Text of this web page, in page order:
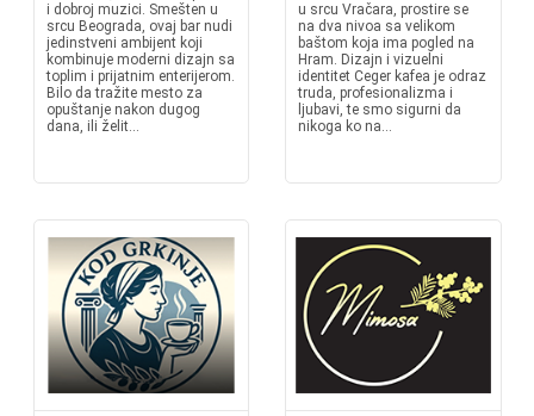
i dobroj muzici. Smešten u
srcu Beograda, ovaj bar nudi
jedinstveni ambijent koji
kombinuje moderni dizajn sa
toplim i prijatnim enterijerom.
Bilo da tražite mesto za
opuštanje nakon dugog
dana, ili želit...
u srcu Vračara, prostire se
na dva nivoa sa velikom
baštom koja ima pogled na
Hram. Dizajn i vizuelni
identitet Ceger kafea je odraz
truda, profesionalizma i
ljubavi, te smo sigurni da
nikoga ko na...